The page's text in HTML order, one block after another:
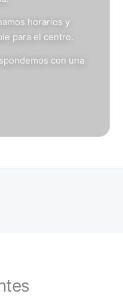
horarios y
para el centro.
con una